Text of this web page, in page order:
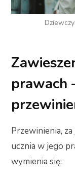
prawach
Przewinienia,
ucznia w jego
wymienia się: